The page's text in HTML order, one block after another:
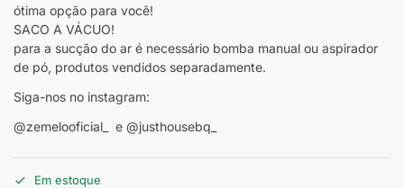
ótima opção para você!
SACO A VÁCUO!
para a sucção do ar é necessário bomba manual ou aspirador
de pó, produtos vendidos separadamente.
Siga-nos no instagram:
@zemelooficial_ e @justhousebq_
Em estoque